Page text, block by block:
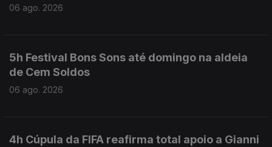
06 ago. 2026
5h Festival Bons Sons até domingo na aldeia
de Cem Soldos
06 ago. 2026
4h Cúpula da FIFA reafirma total apoio a Gianni